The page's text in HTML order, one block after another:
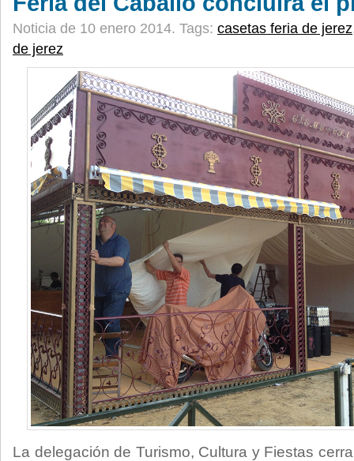
Noticia de 10 enero 2014. Tags: casetas feria de jerez
de jerez
La delegación de Turismo, Cultura y Fiestas